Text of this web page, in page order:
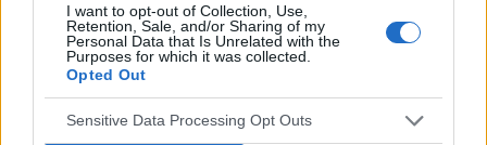
I want to opt-out of Collection, Use,
Retention, Sale, and/or Sharing of my
Personal Data that Is Unrelated with the
Purposes for which it was collected.
Opted Out
Sensitive Data Processing Opt Outs
niego.
[img]http://static2.medforum.pl/upload/image/
[img]http://static2.medforum.pl/upload/image/
Forum:Kardiologia dziecięca
gość